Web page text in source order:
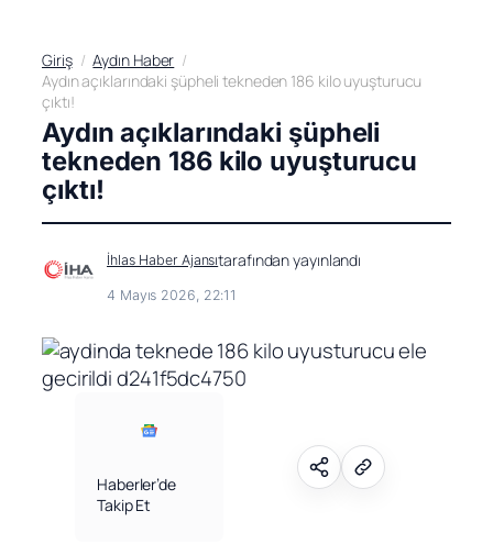
Giriş
Aydın Haber
Aydın açıklarındaki şüpheli tekneden 186 kilo uyuşturucu
çıktı!
Aydın açıklarındaki şüpheli
tekneden 186 kilo uyuşturucu
çıktı!
İhlas Haber Ajansıtarafından yayınlandı
4 Mayıs 2026, 22:11
Haberler’de
Takip Et